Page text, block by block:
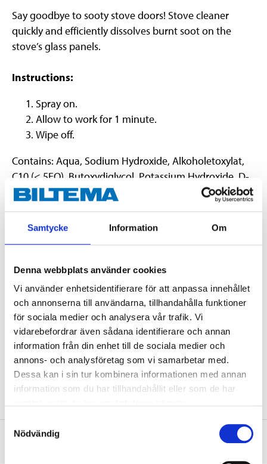
Samtycke Information Om
Denna webbplats använder cookies
Vi använder enhetsidentifierare för att anpassa innehållet
och annonserna till användarna, tillhandahålla funktioner
för sociala medier och analysera vår trafik. Vi
vidarebefordrar även sådana identifierare och annan
information från din enhet till de sociala medier och
annons- och analysföretag som vi samarbetar med.
Dessa kan i sin tur kombinera informationen med annan
information som du har tillhandahållit eller som de har
Samtyckesval
Nödvändig
Say goodbye to sooty stove doors! Stove cleaner
quickly and efficiently dissolves burnt soot on the
stove’s glass panels.
Instructions:
Spray on.
Allow to work for 1 minute.
Wipe off.
Contains: Aqua, Sodium Hydroxide, Alkoholetoxylat,
C10 (< 5EO), Butoxydiglycol, Potassium Hydroxide, D-
Glucopyranose, oligomeric, heptyl glycoside, Citric
Danger
H315 Causes skin irritation.
H318 Causes serious eye damage.
Technical specifications
Volume 500 ml
Safety instructions and other information